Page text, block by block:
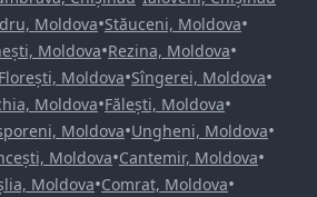
Moldova•Stăuceni, Moldova•
Moldova•Rezina, Moldova•
Florești, Moldova•Sîngerei, Moldova•
Moldova•Fălești, Moldova•
Moldova•Ungheni, Moldova•
Moldova•Cantemir, Moldova•
Moldova•Comrat, Moldova•